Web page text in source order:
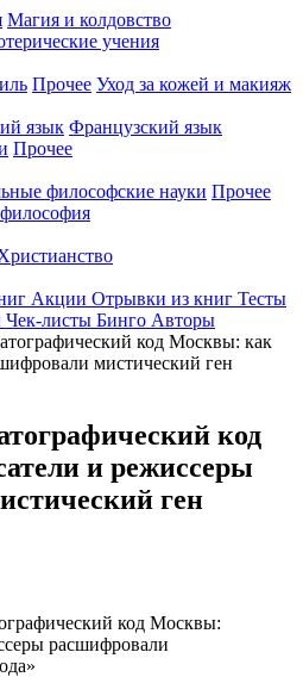
Магия и колдовство
учения
Прочее Уход за кожей и макияж
язык Французский язык
Прочее
философские науки Прочее
Акции Отрывки из книг Тесты
Чек-листы Бинго Авторы
код Москвы: как
мистический ген
код
и режиссеры
ген